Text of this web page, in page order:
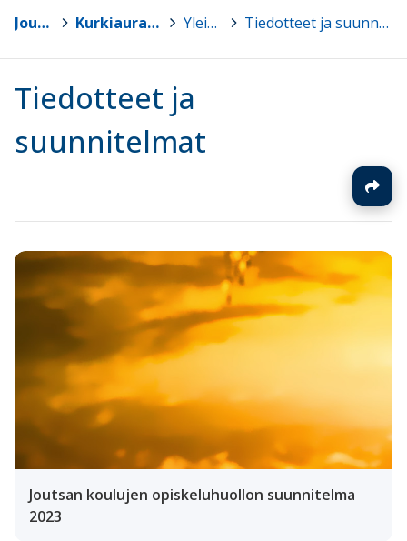
Joutsa > Kurkiauran koulu > Yleisinfo > Tiedotteet ja suunnitelmat
Tiedotteet ja
suunnitelmat
Joutsan koulujen opiskeluhuollon suunnitelma
2023